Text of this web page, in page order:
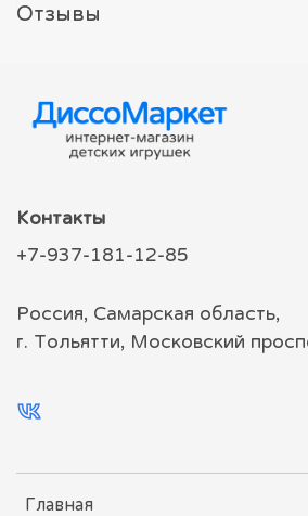
Отзывы
Главная
Контакты
+7-937-181-12-85
Россия, Самарская область,
г. Тольятти, Московский